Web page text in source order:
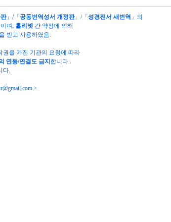
」/「 공동번역성서 개정판」/「 성경전서 새번역 」의
며, 홀리넷 간 약정에 의해
받고 사용하였음.
권을 가진 기관의 요청에 따라
연동/연결도 금지 합니다..
다.
>